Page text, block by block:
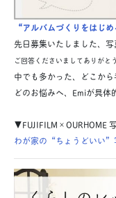
“アルバムづくりをはじ
先日募集いたしました、写
ご回答くださいましてありがと
中でも多かった、どこか
どのお悩みへ、Emiが具体
▼FUJIFILM×OURHOME
わが家の“ちょうどいい”